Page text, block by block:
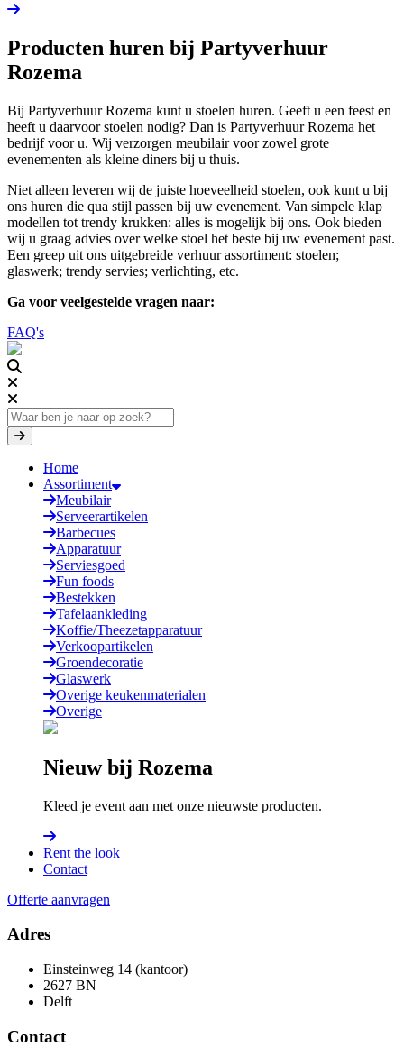
Producten huren bij Partyverhuur
Rozema
Bij Partyverhuur Rozema kunt u stoelen huren. Geeft u een feest en
heeft u daarvoor stoelen nodig? Dan is Partyverhuur Rozema het
bedrijf voor u. Wij verzorgen meubilair voor zowel grote
evenementen als kleine diners bij u thuis.
Niet alleen leveren wij de juiste hoeveelheid stoelen, ook kunt u bij
ons huren die qua stijl passen bij uw evenement. Van simpele klap
modellen tot trendy krukken: alles is mogelijk bij ons. Ook bieden
wij u graag advies over welke stoel het beste bij uw evenement past.
Een greep uit ons uitgebreide verhuur assortiment: stoelen;
glaswerk; trendy servies; verlichting, etc.
Ga voor veelgestelde vragen naar:
FAQ's
Home
Assortiment
Meubilair
Serveerartikelen
Barbecues
Apparatuur
Serviesgoed
Fun foods
Bestekken
Tafelaankleding
Koffie/Theezetapparatuur
Verkoopartikelen
Groendecoratie
Glaswerk
Overige keukenmaterialen
Overige
Nieuw bij Rozema
Kleed je event aan met onze nieuwste producten.
Rent the look
Contact
Offerte aanvragen
Adres
Einsteinweg 14 (kantoor)
2627 BN
Delft
Contact